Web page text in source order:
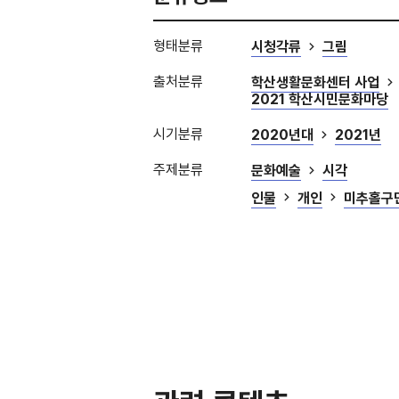
형태분류 시청각류 그림
출처분류 학산생활문화센터 사업
2021 학산시민문화마당
시기분류 2020년대 2021년
주제분류 문화예술
시각
인물
개인 미추홀구